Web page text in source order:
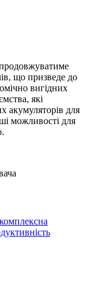
що призведе до
вигідних
які
акумуляторів для
можливості для